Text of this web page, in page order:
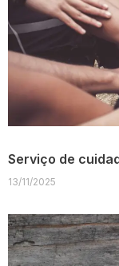
Serviço de
13/11/2025